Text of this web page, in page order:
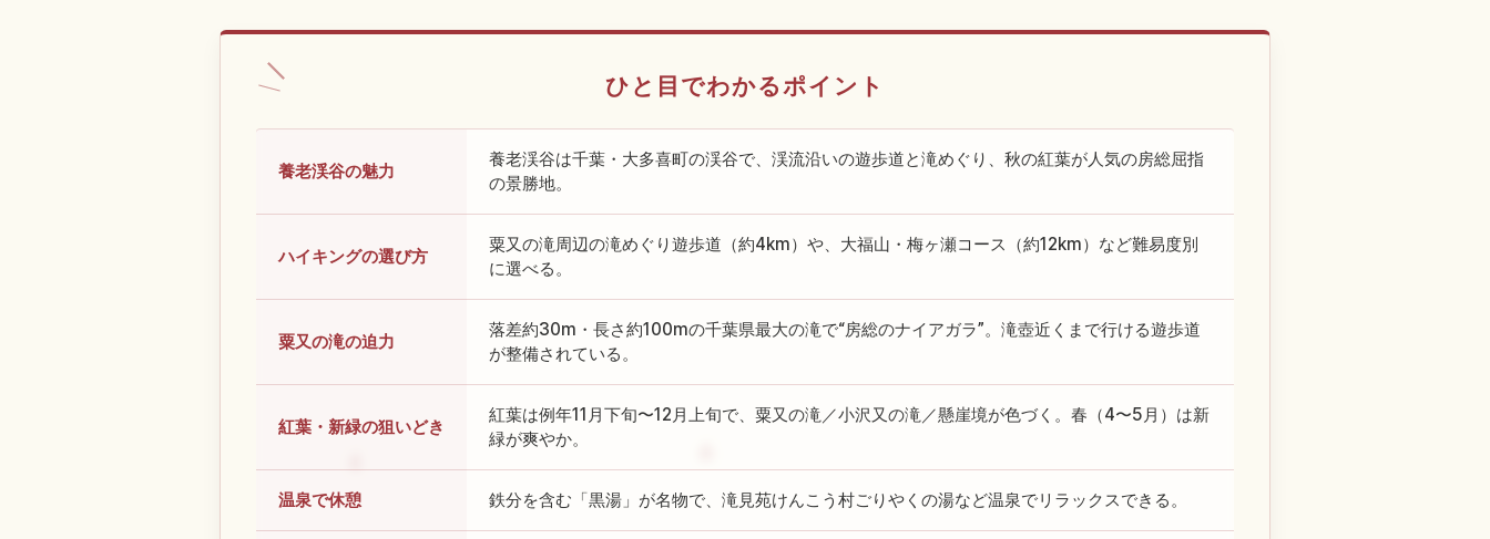
ひと目でわかるポイント
養老渓谷の魅力
養老渓谷は千葉・大多喜町の渓谷で、渓流沿いの遊歩道と滝めぐり、秋の紅葉が人気の房総屈指
の景勝地。
ハイキングの選び方
粟又の滝周辺の滝めぐり遊歩道（約4km）や、大福山・梅ヶ瀬コース（約12km）など難易度別
に選べる。
粟又の滝の迫力
落差約30m・長さ約100mの千葉県最大の滝で“房総のナイアガラ”。滝壺近くまで行ける遊歩道
が整備されている。
紅葉・新緑の狙いどき
紅葉は例年11月下旬〜12月上旬で、粟又の滝／小沢又の滝／懸崖境が色づく。春（4〜5月）は新
緑が爽やか。
温泉で休憩 鉄分を含む「黒湯」が名物で、滝見苑けんこう村ごりやくの湯など温泉でリラックスできる。